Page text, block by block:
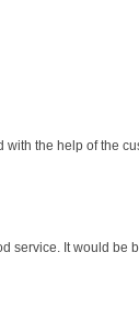
the help of the
service. It would be